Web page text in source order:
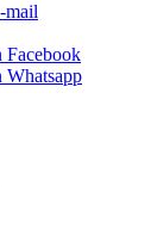
mail
Facebook
Whatsapp